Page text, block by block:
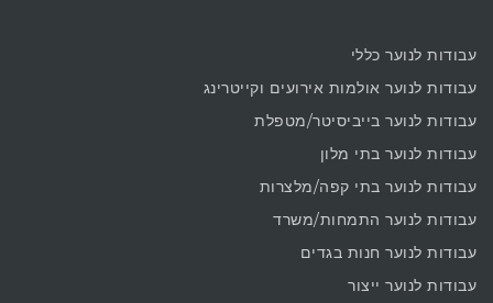
עבודות לנוער כללי
עבודות לנוער אולמות אירועים וקייטרינג
עבודות לנוער בייביסיטר/מטפלת
עבודות לנוער בתי מלון
עבודות לנוער בתי קפה/מלצרות
עבודות לנוער התמחות/משרד
עבודות לנוער חנות בגדים
עבודות לנוער ייצור